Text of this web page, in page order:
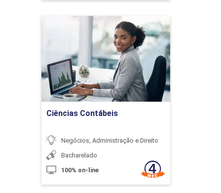
Acompanhamento Geral de Obras
10h
Obras de Infraestrutura e Obras Civis
10h
Ciências Contábeis
Negócios, Administração e Direito
Bacharelado
100% on-line
Ciências Contábeis
Detalhes do curso
Ir para Inscrição